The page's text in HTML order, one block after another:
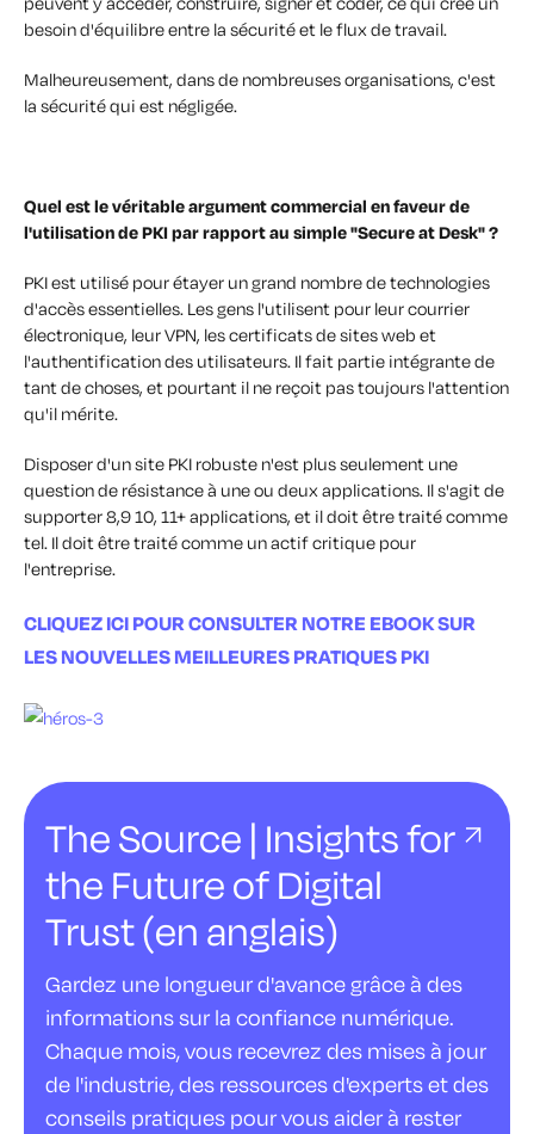
besoin d'équilibre entre la sécurité et le flux de travail.
Malheureusement, dans de nombreuses organisations, c'est
la sécurité qui est négligée.
Quel est le véritable argument commercial en faveur de
l'utilisation de PKI par rapport au simple "Secure at Desk" ?
PKI est utilisé pour étayer un grand nombre de technologies
d'accès essentielles. Les gens l'utilisent pour leur courrier
électronique, leur VPN, les certificats de sites web et
l'authentification des utilisateurs. Il fait partie intégrante de
tant de choses, et pourtant il ne reçoit pas toujours l'attention
qu'il mérite.
Disposer d'un site PKI robuste n'est plus seulement une
question de résistance à une ou deux applications. Il s'agit de
supporter 8,9 10, 11+ applications, et il doit être traité comme
tel. Il doit être traité comme un actif critique pour
l'entreprise.
CLIQUEZ ICI POUR CONSULTER NOTRE EBOOK SUR
LES NOUVELLES MEILLEURES PRATIQUES PKI
The Source | Insights for
the Future of Digital
Trust (en anglais)
Gardez une longueur d'avance grâce à des
informations sur la confiance numérique.
Chaque mois, vous recevrez des mises à jour
de l'industrie, des ressources d'experts et des
conseils pratiques pour vous aider à rester